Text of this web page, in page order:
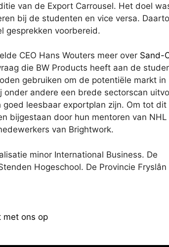
van de Export Carrousel. Het doel
bij de studenten en vice versa.
gesprekken voorbereid.
CEO Hans Wouters meer over Sand-
die BW Products heeft aan de
gebruiken om de potentiële markt in
andere een brede sectorscan
leesbaar exportplan zijn. Om tot dit
bijgestaan door hun mentoren van NHL
van Brightwork.
minor International Business. De
Hogeschool. De Provincie Fryslân
met ons op